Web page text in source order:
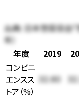
出典:日本惣菜協会
年）
年度
2019
コンビニ
エンスス
トア （%）
32.60